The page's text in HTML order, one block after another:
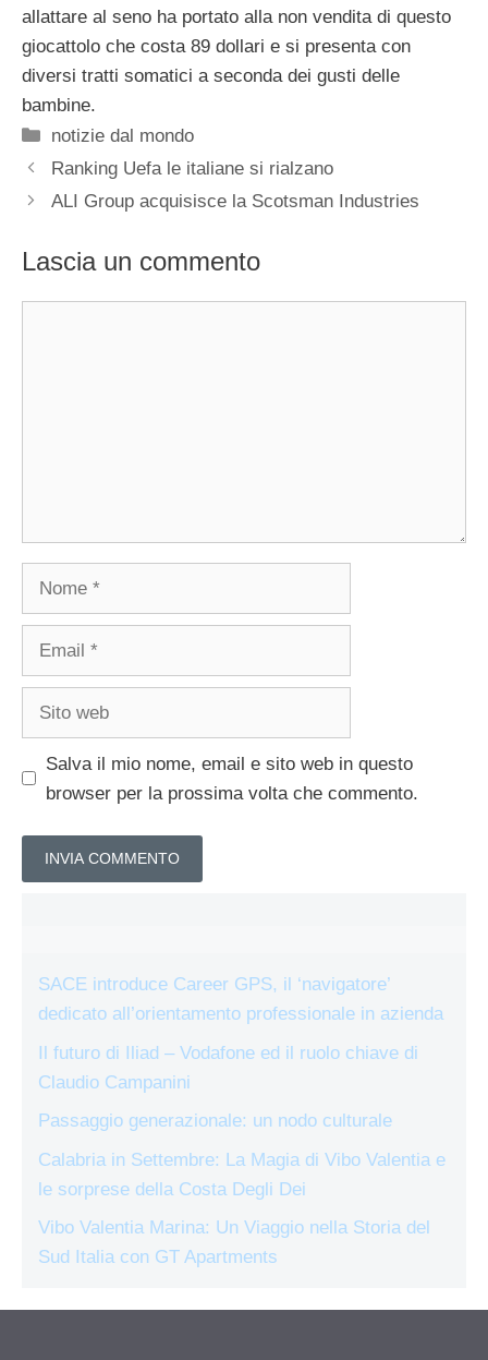
allattare al seno ha portato alla non vendita di questo
giocattolo che costa 89 dollari e si presenta con
diversi tratti somatici a seconda dei gusti delle
bambine.
Categorie
notizie dal mondo
Ranking Uefa le italiane si rialzano
ALI Group acquisisce la Scotsman Industries
Lascia un commento
Salva il mio nome, email e sito web in questo
browser per la prossima volta che commento.
SACE introduce Career GPS, il ‘navigatore’
dedicato all’orientamento professionale in azienda
Il futuro di Iliad – Vodafone ed il ruolo chiave di
Claudio Campanini
Passaggio generazionale: un nodo culturale
Calabria in Settembre: La Magia di Vibo Valentia e
le sorprese della Costa Degli Dei
Vibo Valentia Marina: Un Viaggio nella Storia del
Sud Italia con GT Apartments